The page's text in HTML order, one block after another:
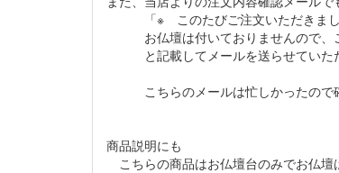
「※ このたびご注文いただきまし
お仏壇は付いておりませんので、ご
と記載してメールを送らせていただ
こちらのメールは忙しかったので確
商品説明にも
こちらの商品はお仏壇台のみでお仏壇